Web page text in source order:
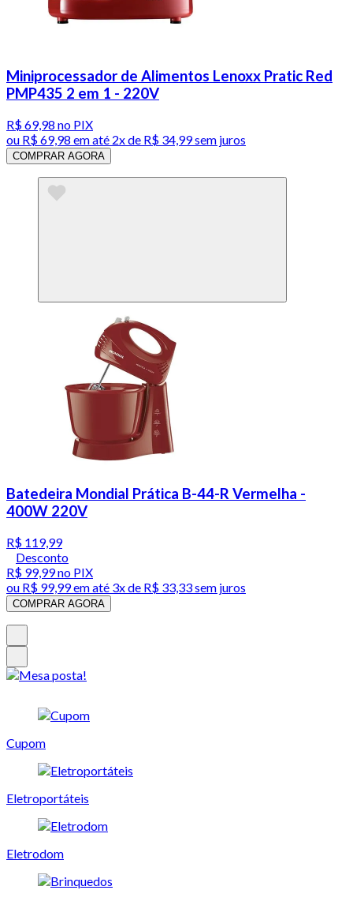
Miniprocessador de Alimentos Lenoxx Pratic Red
PMP435 2 em 1 - 220V
R$ 69,98 no PIX
ou R$ 69,98 em até 2x de R$ 34,99 sem juros
COMPRAR AGORA
Batedeira Mondial Prática B-44-R Vermelha -
400W 220V
R$ 119,99
Desconto
R$ 99,99no PIX
ou R$ 99,99em até 3x de R$ 33,33 sem juros
COMPRAR AGORA
Cupom
Eletroportáteis
Eletrodom